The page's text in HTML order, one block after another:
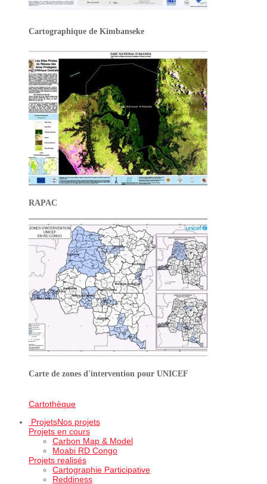
Cartographique de Kimbanseke
RAPAC
Carte de zones d'intervention pour UNICEF
Cartothèque
ProjetsNos projets
Projets en cours
Carbon Map & Model
Moabi RD Congo
Projets realisés
Cartographie Participative
Reddiness